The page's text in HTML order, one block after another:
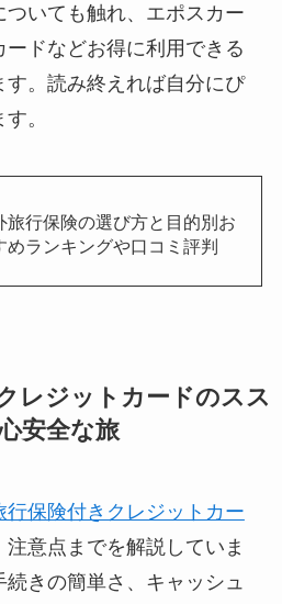
いても触れ、エポスカー
ードなどお得に利用できる
す。読み終えれば自分にぴ
。
旅行保険の選び方と目的別お
めランキングや口コミ評判
レジットカードのスス
安全な旅
行保険付きクレジットカー
意点までを解説していま
きの簡単さ、キャッシュ